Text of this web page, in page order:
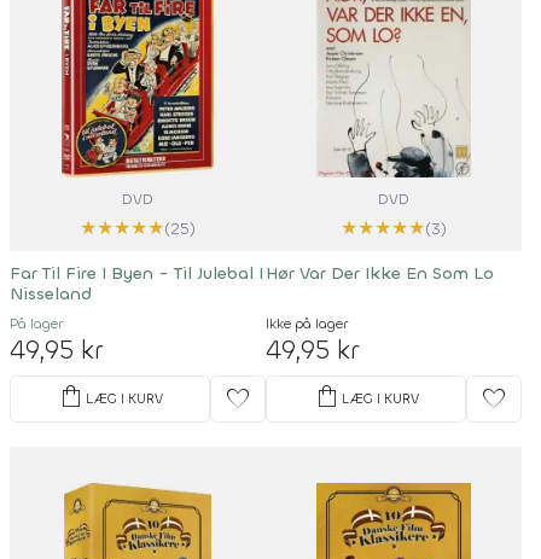
DVD
★★★★★(25)
Far Til Fire I Byen - Til Julebal I
Nisseland
På lager
49,95 kr
shopping_bag LÆG I KURV favorite
DVD
★★★★★(3)
Hør Var Der Ikke En Som Lo
Ikke på lager
49,95 kr
shopping_bag LÆG I KURV favorite